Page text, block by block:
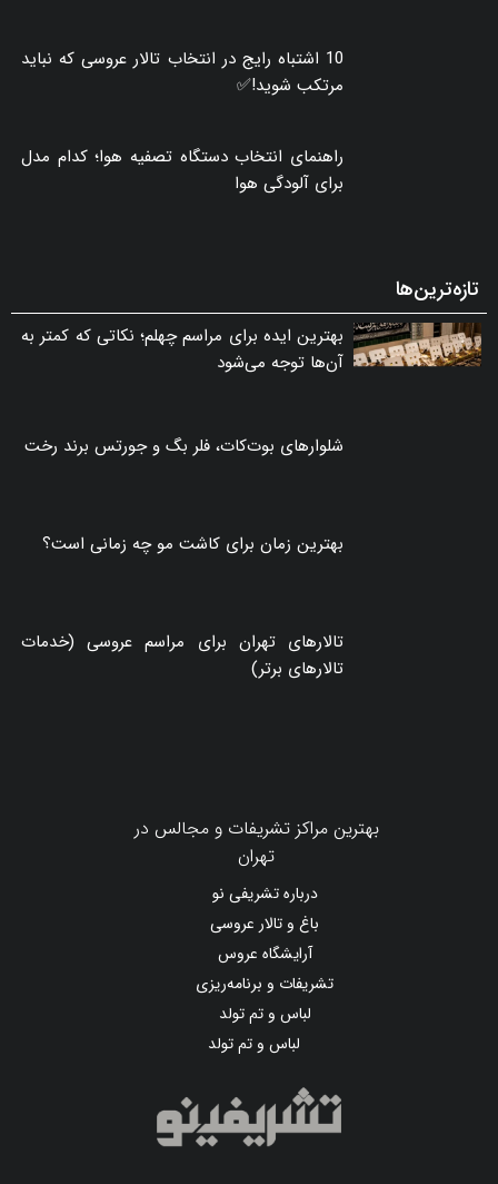
10 اشتباه رایج در انتخاب تالار عروسی که نباید
مرتکب شوید!✅
راهنمای انتخاب دستگاه تصفیه هوا؛ کدام مدل
برای آلودگی هوا
تازه‌ترین‌ها
بهترین ایده برای مراسم چهلم؛ نکاتی که کمتر به
آن‌ها توجه می‌شود
شلوارهای بوت‌کات، فلر بگ و جورتس برند رخت
بهترین زمان برای کاشت مو چه زمانی است؟
تالارهای تهران برای مراسم عروسی (خدمات
تالارهای برتر)
بهترین مراکز تشریفات و مجالس در
تهران
درباره تشریفی نو
باغ و تالار عروسی
آرایشگاه عروس
تشریفات و برنامه‌ریزی
لباس و تم تولد
لباس و تم تولد